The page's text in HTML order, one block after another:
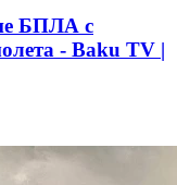
БПЛА с
- Baku TV |